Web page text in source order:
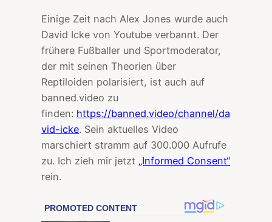
Einige Zeit nach Alex Jones wurde auch
David Icke von Youtube verbannt. Der
frühere Fußballer und Sportmoderator,
der mit seinen Theorien über
Reptiloiden polarisiert, ist auch auf
banned.video zu
finden: https://banned.video/channel/da
vid-icke. Sein aktuelles Video
marschiert stramm auf 300.000 Aufrufe
zu. Ich zieh mir jetzt „Informed Consent“
rein.